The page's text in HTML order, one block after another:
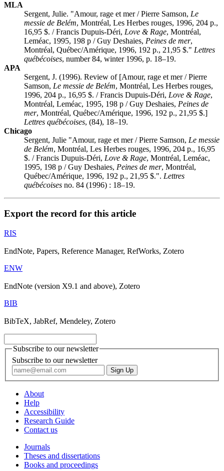
MLA
Sergent, Julie. "Amour, rage et mer / Pierre Samson, Le
messie de Belém, Montréal, Les Herbes rouges, 1996, 204 p.,
16,95 $. / Francis Dupuis-Déri, Love & Rage, Montréal,
Leméac, 1995, 198 p / Guy Deshaies, Peines de mer,
Montréal, Québec/Amérique, 1996, 192 p., 21,95 $." Lettres
québécoises, number 84, winter 1996, p. 18–19.
APA
Sergent, J. (1996). Review of [Amour, rage et mer / Pierre
Samson, Le messie de Belém, Montréal, Les Herbes rouges,
1996, 204 p., 16,95 $. / Francis Dupuis-Déri, Love & Rage,
Montréal, Leméac, 1995, 198 p / Guy Deshaies, Peines de
mer, Montréal, Québec/Amérique, 1996, 192 p., 21,95 $.]
Lettres québécoises, (84), 18–19.
Chicago
Sergent, Julie "Amour, rage et mer / Pierre Samson, Le messie
de Belém, Montréal, Les Herbes rouges, 1996, 204 p., 16,95
$. / Francis Dupuis-Déri, Love & Rage, Montréal, Leméac,
1995, 198 p / Guy Deshaies, Peines de mer, Montréal,
Québec/Amérique, 1996, 192 p., 21,95 $.". Lettres
québécoises no. 84 (1996) : 18–19.
Export the record for this article
RIS
EndNote, Papers, Reference Manager, RefWorks, Zotero
ENW
EndNote (version X9.1 and above), Zotero
BIB
BibTeX, JabRef, Mendeley, Zotero
Subscribe to our newsletter
Subscribe to our newsletter
About
Help
Accessibility
Research Guide
Contact us
Journals
Theses and dissertations
Books and proceedings